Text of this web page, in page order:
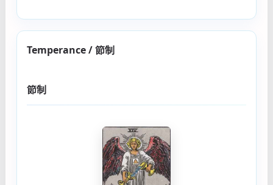
Temperance / 節制
節制